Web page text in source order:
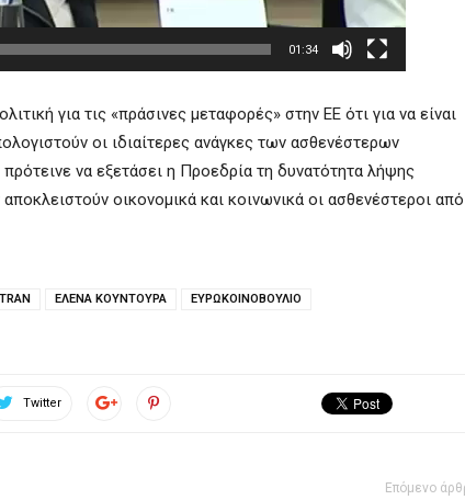
01:34
για τις «πράσινες μεταφορές» στην ΕΕ ότι για να είναι
οι ιδιαίτερες ανάγκες των ασθενέστερων
να εξετάσει η Προεδρία τη δυνατότητα λήψης
οικονομικά και κοινωνικά οι ασθενέστεροι από
TRAN ΕΛΕΝΑ ΚΟΥΝΤΟΥΡΑ
ΕΥΡΩΚΟΙΝΟΒΟΥΛΙΟ
Twitter
Επόμενο